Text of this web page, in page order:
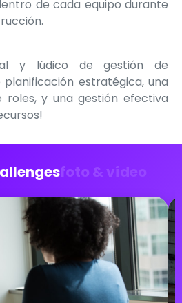
de cada equipo durante
y lúdico de gestión de
estratégica, una
roles, y una gestión efectiva
foto & vídeo